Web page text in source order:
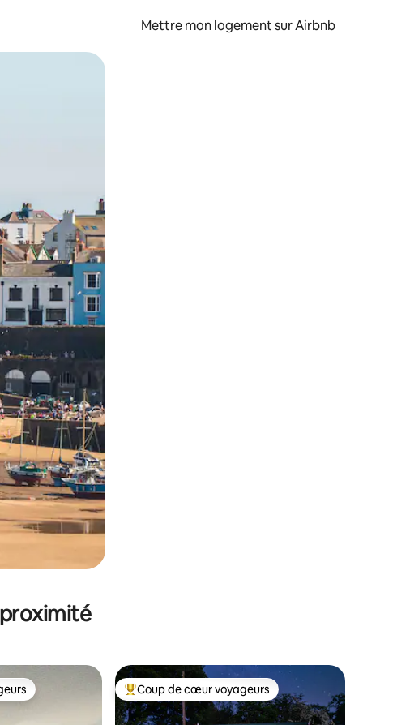
Mettre mon logement sur Airbnb
en faisant glisser.
les plus appréciés Coups de cœur voyageurs les plus appréciés
Coup de cœur voyageurs